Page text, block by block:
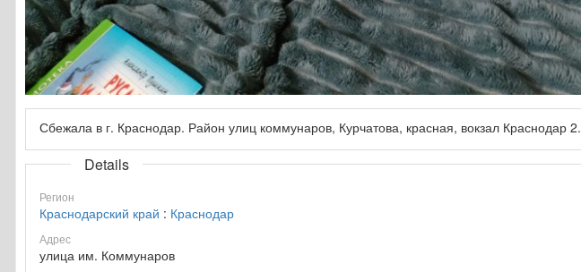
Сбежала в г. Краснодар. Район улиц коммунаров, Курчатова, красная, вокзал Краснодар 2.
Details
Регион
Краснодарский край : Краснодар
Адрес
улица им. Коммунаров